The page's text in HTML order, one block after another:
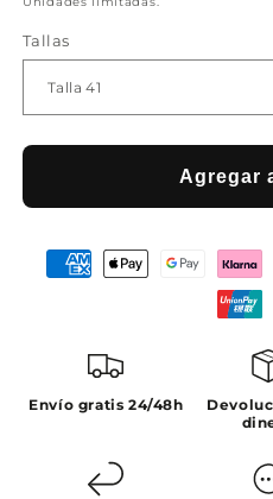
Tallas
Agregar
Envío gratis 24/48h